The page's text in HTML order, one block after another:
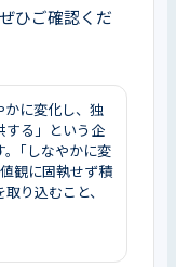
ひご確認くだ
かに変化し、独
する」という企
。｢しなやかに変
観に固執せず積
り込むこと、